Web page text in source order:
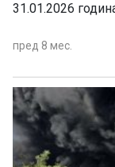
31.01.2026
пред 8 мес.